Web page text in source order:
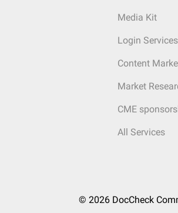
Media Kit
Login Services
Content
Market
CME
All Services
© 2026 DocCheck